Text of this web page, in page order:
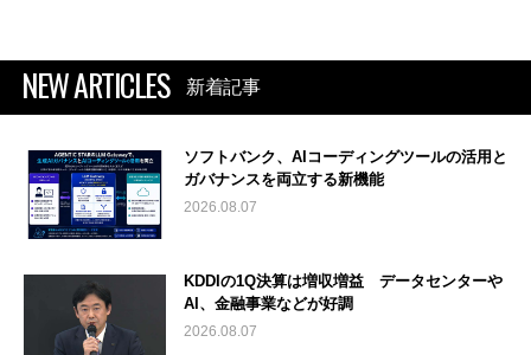
NEW ARTICLES 新着記事
ソフトバンク、AIコーディングツールの活用と
ガバナンスを両立する新機能
2026.08.07
KDDIの1Q決算は増収増益 データセンターや
AI、金融事業などが好調
2026.08.07